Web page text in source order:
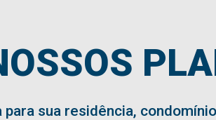
sua residência,